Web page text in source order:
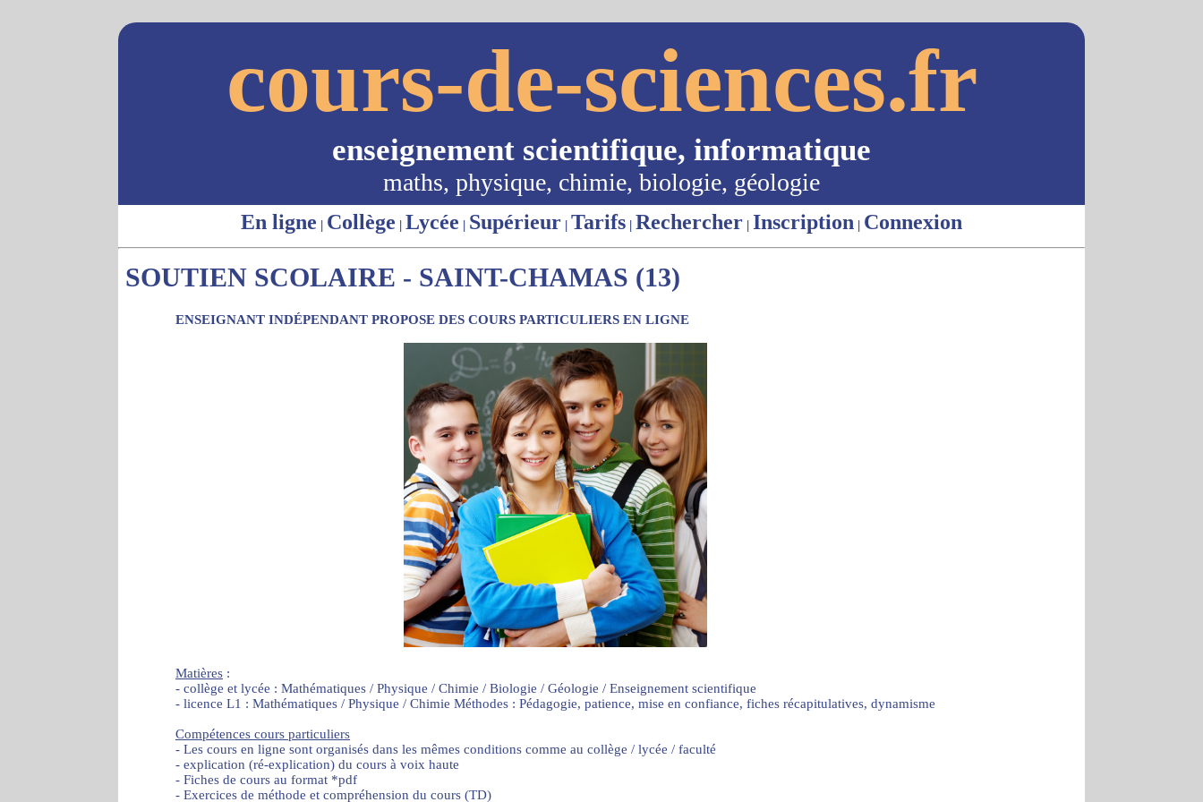
cours-de-sciences.fr
enseignement scientifique, informatique
maths, physique, chimie, biologie, géologie
En ligne | Collège | Lycée | Supérieur | Tarifs | Rechercher | Inscription | Connexion
SOUTIEN SCOLAIRE - SAINT-CHAMAS (13)
ENSEIGNANT INDÉPENDANT PROPOSE DES COURS PARTICULIERS EN LIGNE
Matières :
- collège et lycée : Mathématiques / Physique / Chimie / Biologie / Géologie / Enseignement scientifique
- licence L1 : Mathématiques / Physique / Chimie Méthodes : Pédagogie, patience, mise en confiance, fiches récapitulatives, dynamisme
Compétences cours particuliers
- Les cours en ligne sont organisés dans les mêmes conditions comme au collège / lycée / faculté
- explication (ré-explication) du cours à voix haute
- Fiches de cours au format *pdf
- Exercices de méthode et compréhension du cours (TD)